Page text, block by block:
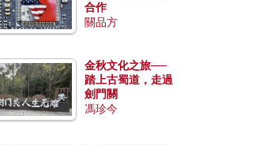
合作
關品方
金秋文化之旅──
踏上古蜀道，走過
劍門關
馮珍今